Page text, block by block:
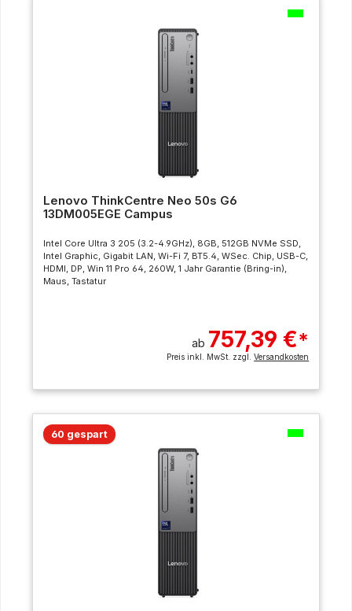
Lenovo ThinkCentre Neo 50s G6
13DM005EGE Campus
Intel Core Ultra 3 205 (3.2-4.9GHz), 8GB, 512GB NVMe SSD,
Intel Graphic, Gigabit LAN, Wi-Fi 7, BT5.4, WSec. Chip, USB-C,
HDMI, DP, Win 11 Pro 64, 260W, 1 Jahr Garantie (Bring-in),
Maus, Tastatur
ab 757,39 €*
Preis inkl. MwSt. zzgl.Versandkosten
60 gespart